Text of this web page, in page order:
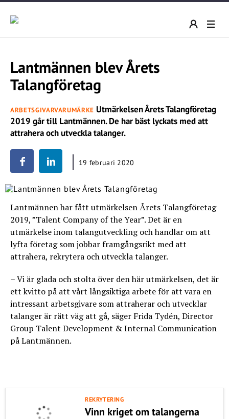
Lantmännen blev Årets
Talangföretag
ARBETSGIVARVARUMÄRKE Utmärkelsen Årets Talangföretag
2019 går till Lantmännen. De har bäst lyckats med att
attrahera och utveckla talanger.
19 februari 2020
Lantmännen har fått utmärkelsen Årets Talangföretag
2019, ”Talent Company of the Year”. Det är en
utmärkelse inom talangutveckling och handlar om att
lyfta företag som jobbar framgångsrikt med att
attrahera, rekrytera och utveckla talanger.
– Vi är glada och stolta över den här utmärkelsen, det är
ett kvitto på att vårt långsiktiga arbete för att vara en
intressant arbetsgivare som attraherar och utvecklar
talanger är rätt väg att gå, säger Frida Tydén, Director
Group Talent Development & Internal Communication
på Lantmännen.
REKRYTERING
Vinn kriget om talangerna